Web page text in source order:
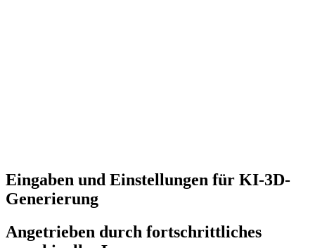
Eingaben und Einstellungen für KI-3D-
Generierung
Angetrieben durch fortschrittliches